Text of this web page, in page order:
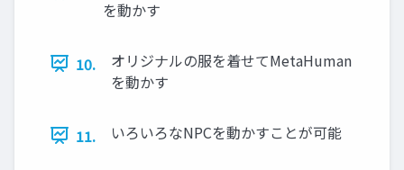
を動かす
10.
オリジナルの服を着せてMetaHuman
を動かす
11. いろいろなNPCを動かすことが可能